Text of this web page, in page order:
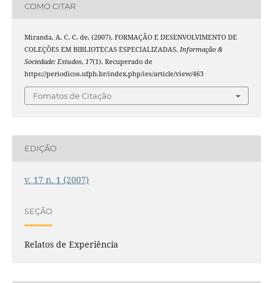
COMO CITAR
Miranda, A. C. C. de. (2007). FORMAÇÃO E DESENVOLVIMENTO DE
COLEÇÕES EM BIBLIOTECAS ESPECIALIZADAS. Informação &
Sociedade: Estudos, 17(1). Recuperado de
https://periodicos.ufpb.br/index.php/ies/article/view/463
Fomatos de Citação
EDIÇÃO
v. 17 n. 1 (2007)
SEÇÃO
Relatos de Experiência